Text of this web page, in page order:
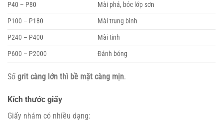
P40 – P80
Mài phá, bóc lớp sơn
P100 – P180
Mài trung bình
P240 – P400
Mài tinh
P600 – P2000
Đánh bóng
Số grit càng lớn thì bề mặt càng mịn.
Kích thước giấy
Giấy nhám có nhiều dạng: